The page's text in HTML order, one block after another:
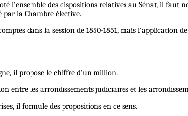
l'ensemble des dispositions relatives au Sénat, il faut
par la Chambre élective.
dans la session de 1850-1851, mais l'application
il propose le chiffre d'un million.
entre les arrondissements judiciaires et les
il formule des propositions en ce sens.